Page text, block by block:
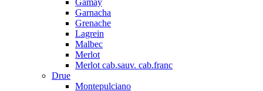
Garnacha
Grenache
Lagrein
Malbec
Merlot
Merlot cab.sauv. cab.franc
Drue
Montepulciano